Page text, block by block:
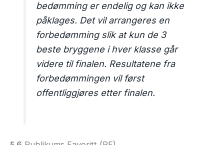
bedømming er endelig og kan ikke
påklages. Det vil arrangeres en
forbedømming slik at kun de 3
beste bryggene i hver klasse går
videre til finalen. Resultatene fra
forbedømmingen vil først
offentliggjøres etter finalen.